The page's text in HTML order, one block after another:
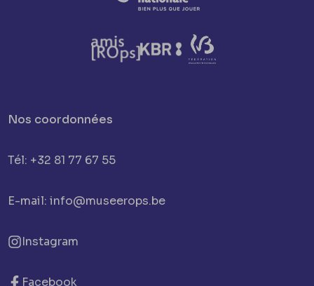
Nos coordonnées
Tél: +32 81 77 67 55
E-mail: info@museerops.be
Instagram
Facebook